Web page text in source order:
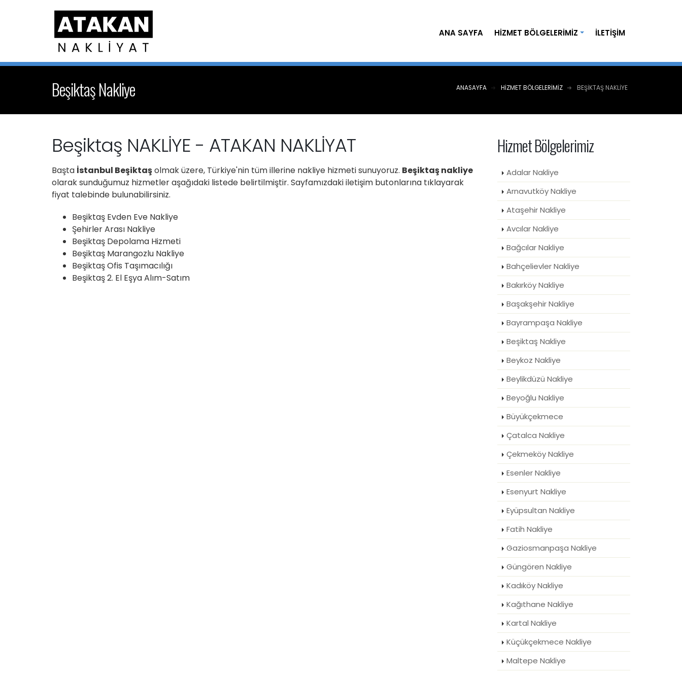
ANA SAYFA HIZMET BÖLGELERIMIZ İLETIŞIM
Beşiktaş Nakliye ANASAYFA HIZMET BÖLGELERIMIZ BEŞIKTAŞ NAKLIYE
Beşiktaş NAKLİYE - ATAKAN NAKLİYAT
Başta İstanbul Beşiktaşolmak üzere, Türkiye'nin tüm illerine nakliye hizmeti sunuyoruz. Beşiktaş nakliye
olarak sunduğumuz hizmetler aşağıdaki listede belirtilmiştir. Sayfamızdaki iletişim butonlarına tıklayarak
fiyat talebinde bulunabilirsiniz.
Beşiktaş Evden Eve Nakliye
Şehirler Arası Nakliye
Beşiktaş Depolama Hizmeti
Beşiktaş Marangozlu Nakliye
Beşiktaş Ofis Taşımacılığı
Beşiktaş 2. El Eşya Alım-Satım
Hizmet Bölgelerimiz
Adalar Nakliye
Arnavutköy Nakliye
Ataşehir Nakliye
Avcılar Nakliye
Bağcılar Nakliye
Bahçelievler Nakliye
Bakırköy Nakliye
Başakşehir Nakliye
Bayrampaşa Nakliye
Beşiktaş Nakliye
Beykoz Nakliye
Beylikdüzü Nakliye
Beyoğlu Nakliye
Büyükçekmece
Çatalca Nakliye
Çekmeköy Nakliye
Esenler Nakliye
Esenyurt Nakliye
Eyüpsultan Nakliye
Fatih Nakliye
Gaziosmanpaşa Nakliye
Güngören Nakliye
Kadıköy Nakliye
Kağıthane Nakliye
Kartal Nakliye
Küçükçekmece Nakliye
Maltepe Nakliye